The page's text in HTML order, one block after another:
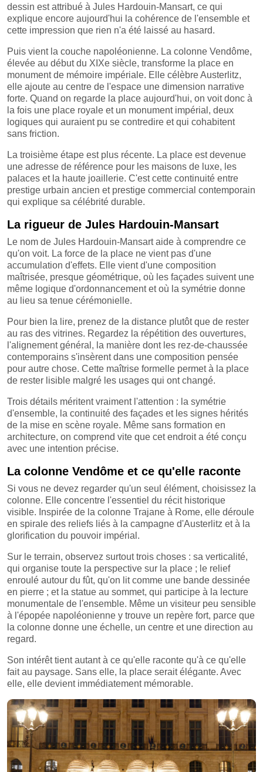
dessin est attribué à Jules Hardouin-Mansart, ce qui
explique encore aujourd'hui la cohérence de l'ensemble et
cette impression que rien n'a été laissé au hasard.
Puis vient la couche napoléonienne. La colonne Vendôme,
élevée au début du XIXe siècle, transforme la place en
monument de mémoire impériale. Elle célèbre Austerlitz,
elle ajoute au centre de l'espace une dimension narrative
forte. Quand on regarde la place aujourd'hui, on voit donc à
la fois une place royale et un monument impérial, deux
logiques qui auraient pu se contredire et qui cohabitent
sans friction.
La troisième étape est plus récente. La place est devenue
une adresse de référence pour les maisons de luxe, les
palaces et la haute joaillerie. C'est cette continuité entre
prestige urbain ancien et prestige commercial contemporain
qui explique sa célébrité durable.
La rigueur de Jules Hardouin-Mansart
Le nom de Jules Hardouin-Mansart aide à comprendre ce
qu'on voit. La force de la place ne vient pas d'une
accumulation d'effets. Elle vient d'une composition
maîtrisée, presque géométrique, où les façades suivent une
même logique d'ordonnancement et où la symétrie donne
au lieu sa tenue cérémonielle.
Pour bien la lire, prenez de la distance plutôt que de rester
au ras des vitrines. Regardez la répétition des ouvertures,
l'alignement général, la manière dont les rez-de-chaussée
contemporains s'insèrent dans une composition pensée
pour autre chose. Cette maîtrise formelle permet à la place
de rester lisible malgré les usages qui ont changé.
Trois détails méritent vraiment l'attention : la symétrie
d'ensemble, la continuité des façades et les signes hérités
de la mise en scène royale. Même sans formation en
architecture, on comprend vite que cet endroit a été conçu
avec une intention précise.
La colonne Vendôme et ce qu'elle raconte
Si vous ne devez regarder qu'un seul élément, choisissez la
colonne. Elle concentre l'essentiel du récit historique
visible. Inspirée de la colonne Trajane à Rome, elle déroule
en spirale des reliefs liés à la campagne d'Austerlitz et à la
glorification du pouvoir impérial.
Sur le terrain, observez surtout trois choses : sa verticalité,
qui organise toute la perspective sur la place ; le relief
enroulé autour du fût, qu'on lit comme une bande dessinée
en pierre ; et la statue au sommet, qui participe à la lecture
monumentale de l'ensemble. Même un visiteur peu sensible
à l'épopée napoléonienne y trouve un repère fort, parce que
la colonne donne une échelle, un centre et une direction au
regard.
Son intérêt tient autant à ce qu'elle raconte qu'à ce qu'elle
fait au paysage. Sans elle, la place serait élégante. Avec
elle, elle devient immédiatement mémorable.